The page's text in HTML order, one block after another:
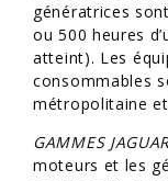
génératrices
ou 500 heures
atteint). Les
consommables
métropolitaine
GAMMES
moteurs et les